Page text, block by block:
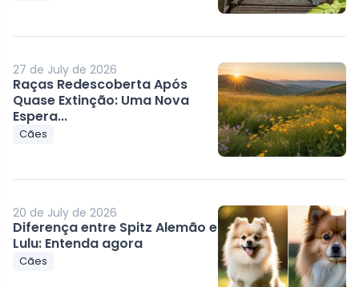
27 de July de 2026
Raças Redescoberta Após
Quase Extinção: Uma Nova
Espera...
Cães
20 de July de 2026
Diferença entre Spitz Alemão e
Lulu: Entenda agora
Cães